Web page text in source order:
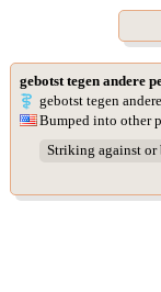
gebotst tegen andere
gebotst tegen
Bumped into other
Striking against or